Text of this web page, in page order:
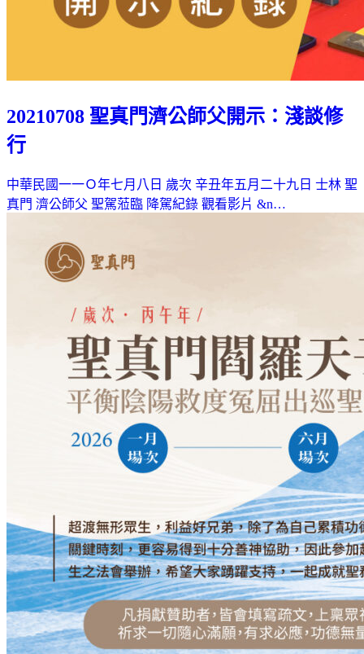
20210708 聖真門濟公師父開示：淺談修
行
中華民國一一Ｏ年七月八日 歲次 辛丑年五月二十九日 士林 聖
真門 濟公師父 聖駕蒞臨 降駕紀錄 觀看影片 &n…